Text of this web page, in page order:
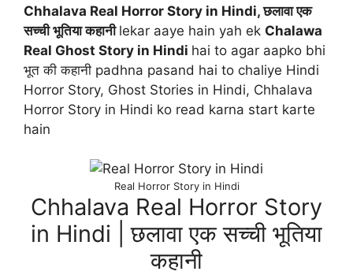
Chhalava Real Horror Story in Hindi, छलावा एक
सच्ची भूतिया कहानी lekar aaye hain yah ek Chalawa
Real Ghost Story in Hindi hai to agar aapko bhi
भूत की कहानी padhna pasand hai to chaliye Hindi
Horror Story, Ghost Stories in Hindi, Chhalava
Horror Story in Hindi ko read karna start karte
hain
Real Horror Story in Hindi
Chhalava Real Horror Story
in Hindi | छलावा एक सच्ची भूतिया
कहानी